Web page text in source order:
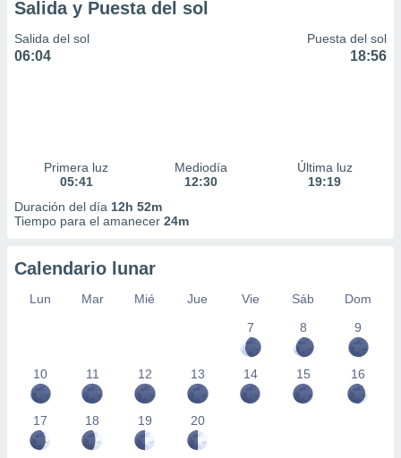
Salida y Puesta del sol
Salida del sol
06:04
Puesta del sol
18:56
Primera luz
05:41
Mediodía
12:30
Última luz
19:19
Duración del día 12h 52m
Tiempo para el amanecer 24m
Calendario lunar
Lun Mar Mié Jue Vie Sáb
Dom
7
8 9
10 11 12 13 14 15 16
17 18 19 20